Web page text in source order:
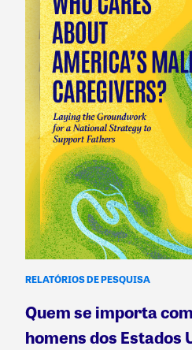
RELATÓRIOS DE PESQUISA
Quem se importa
homens dos Estados